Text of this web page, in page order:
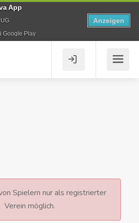
Spielern nur als registrierter
Verein möglich.
App
Google Play
Anzeigen